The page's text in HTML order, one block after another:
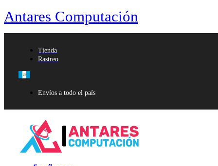
Antares Computación
Tienda
Rastreo
Envíos a todo el país